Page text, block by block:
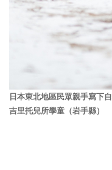
日本東北地區民眾親手寫下
吉里托兒所學童（岩手縣）